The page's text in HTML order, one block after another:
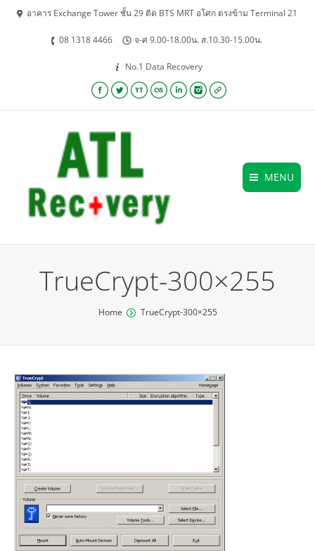
อาคาร Exchange Tower ชั้น 29 ติด BTS MRT อโศก ตรงข้าม Terminal 21
08 1318 4466 จ-ศ 9.00-18.00น. ส.10.30-15.00น.
No.1 Data Recovery
Facebook
TwitterYouTubeLastfmLinkedinInstagram
Website
MENU
TrueCrypt-300×255
Home TrueCrypt-300×255